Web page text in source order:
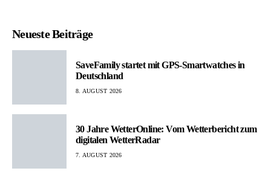
Neueste Beiträge
SaveFamily startet mit GPS-Smartwatches in
Deutschland
8. AUGUST 2026
30 Jahre WetterOnline: Vom Wetterbericht zum
digitalen WetterRadar
7. AUGUST 2026